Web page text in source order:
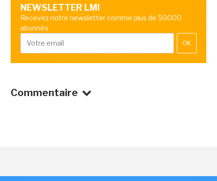
NEWSLETTER LMI
Recevez notre newsletter comme plus de 50000
abonnés
OK
Commentaire